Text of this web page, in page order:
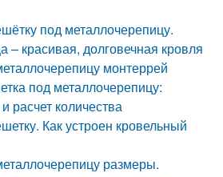
под металлочерепицу.
– красивая, долговечная кровля
монтеррей
под металлочерепицу:
расчет количества
Как устроен кровельный
размеры.